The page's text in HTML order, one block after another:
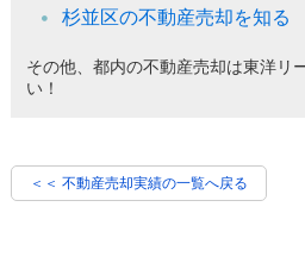
杉並区の不動産売却を知る
その他、都内の不動産売却は東洋リ
い！
＜＜ 不動産売却実績の一覧へ戻る